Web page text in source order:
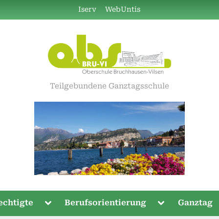
Iserv WebUntis
Teilgebundene Ganztagsschule
ToggleBerufsorientierung
ToggleGanztag